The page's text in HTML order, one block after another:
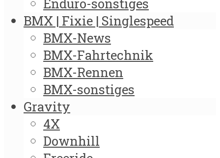
BMX | Fixie | Singlespeed
BMX-News
BMX-Fahrtechnik
BMX-Rennen
BMX-sonstiges
Gravity
4X
Downhill